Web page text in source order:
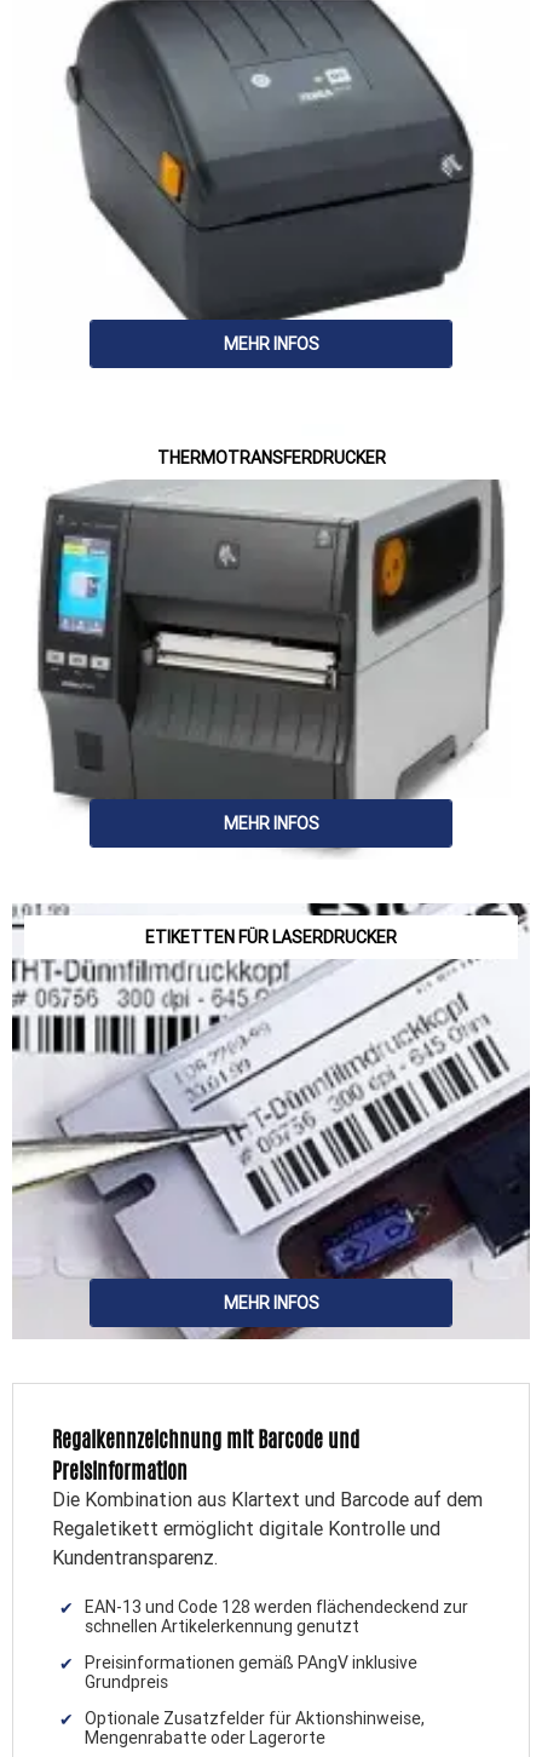
MEHR INFOS
THERMOTRANSFERDRUCKER
MEHR INFOS
ETIKETTEN FÜR LASERDRUCKER
MEHR INFOS
Regalkennzeichnung mit Barcode und
Preisinformation
Die Kombination aus Klartext und Barcode auf dem
Regaletikett ermöglicht digitale Kontrolle und
Kundentransparenz.
EAN-13 und Code 128 werden flächendeckend zur
schnellen Artikelerkennung genutzt
Preisinformationen gemäß PAngV inklusive
Grundpreis
Optionale Zusatzfelder für Aktionshinweise,
Mengenrabatte oder Lagerorte